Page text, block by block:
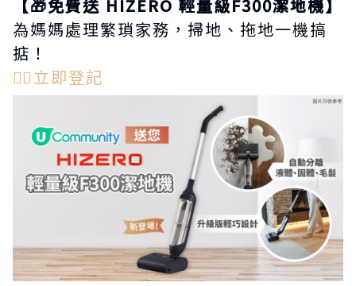
【🎁免費送 HIZERO 輕量級F300潔地機】
為媽媽處理繁瑣家務，掃地、拖地一機搞
掂！
👉🏻立即登記